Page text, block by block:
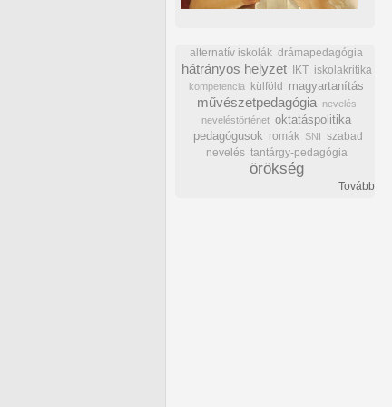
alternatív iskolák drámapedagógia
hátrányos helyzet IKT iskolakritika
kompetencia külföld magyartanítás
művészetpedagógia
nevelés
neveléstörténet oktatáspolitika
pedagógusok romák SNI szabad
nevelés tantárgy-pedagógia
örökség
Tovább